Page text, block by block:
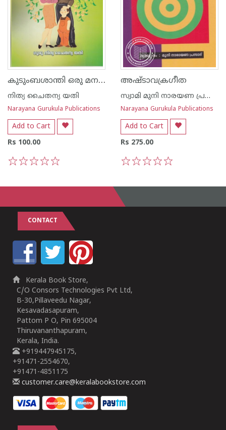
കുടുംബശാന്തി ഒരു മനശാസ്ത്ര സാധന
നിത്യ ചൈതന്യ യതി
Narayana Gurukula Publications
Add to Cart
Rs 100.00
അഷ്ടാവക്രഗീത
സ്വാമി മുനി നാരയണ പ്രസാദ്
Narayana Gurukula Publications
Add to Cart
Rs 275.00
CONTACT
Kerala Book Store,
C/O Consors Technologies Pvt Ltd,
B-30,Pillaveedu Nagar,
Kesavadasapuram,
Pattom P O, Pin 695004
Thiruvananthapuram,
Kerala, India.
+919447945175,
+91471-2554670,
+91471-4851175
customer.care@keralabookstore.com